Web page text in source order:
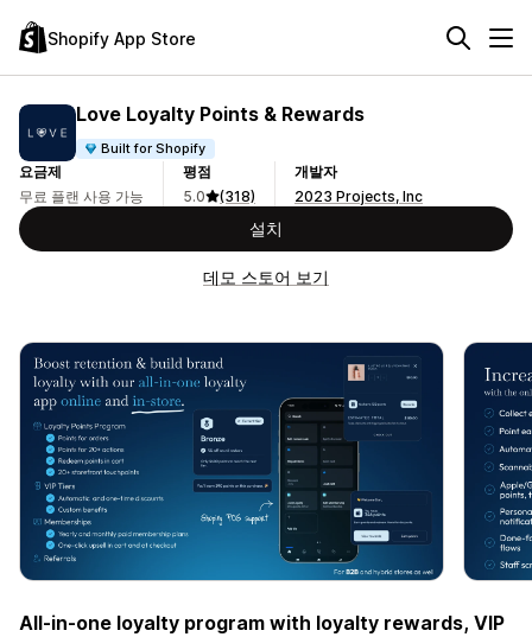
Shopify App Store
Love Loyalty Points & Rewards
Built for Shopify
요금제
무료 플랜 사용 가능
평점
5.0
(318)
개발자
2023 Projects, Inc
설치
데모 스토어 보기
All-in-one loyalty program with loyalty rewards, VIP